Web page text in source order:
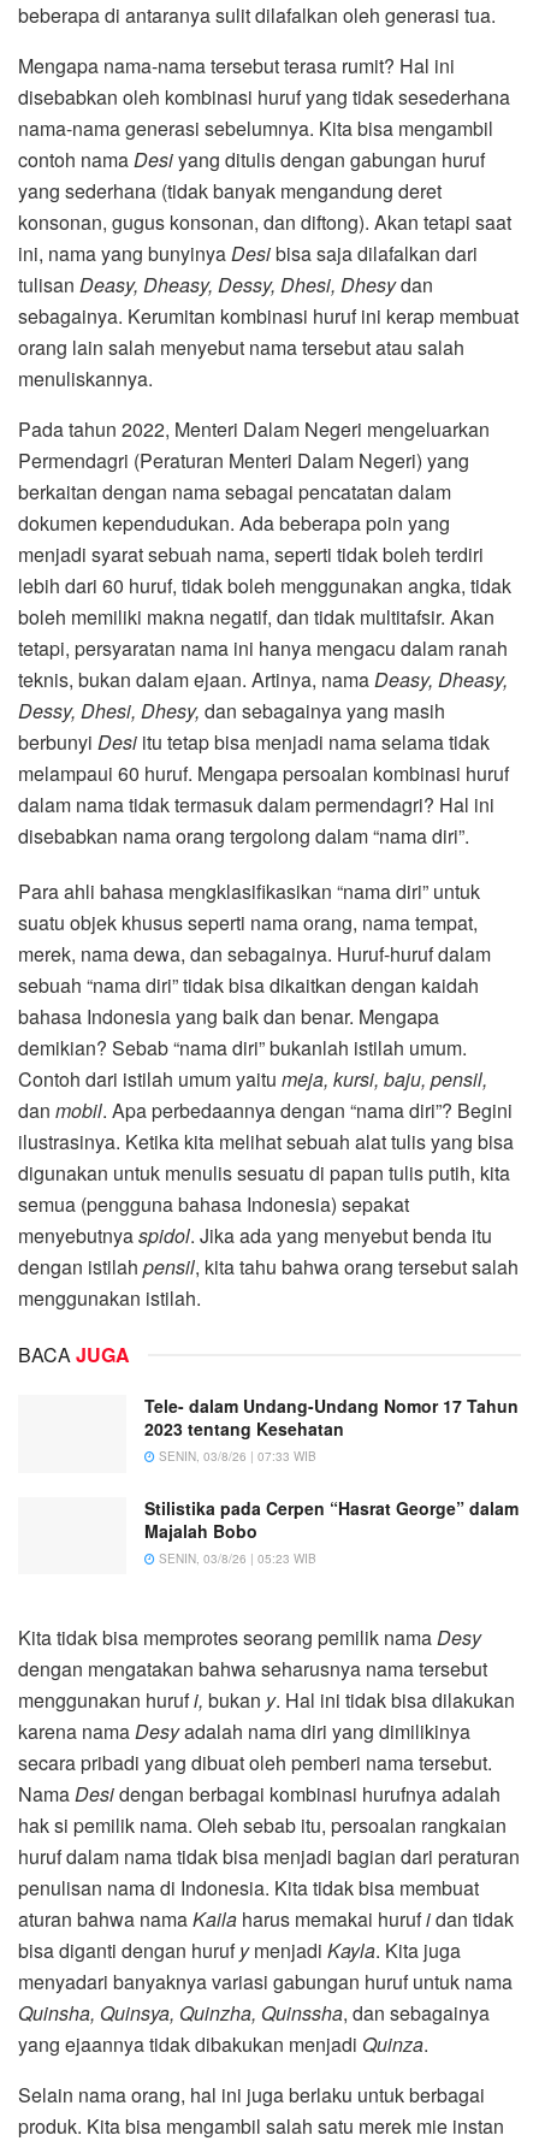
beberapa di antaranya sulit dilafalkan oleh generasi tua.
Mengapa nama-nama tersebut terasa rumit? Hal ini
disebabkan oleh kombinasi huruf yang tidak sesederhana
nama-nama generasi sebelumnya. Kita bisa mengambil
contoh namaDesiyang ditulis dengan gabungan huruf
yang sederhana (tidak banyak mengandung deret
konsonan, gugus konsonan, dan diftong). Akan tetapi saat
ini, nama yang bunyinyaDesibisa saja dilafalkan dari
tulisan Deasy, Dheasy, Dessy, Dhesi, Dhesydan
sebagainya. Kerumitan kombinasi huruf ini kerap membuat
orang lain salah menyebut nama tersebut atau salah
menuliskannya.
Pada tahun 2022, Menteri Dalam Negeri mengeluarkan
Permendagri (Peraturan Menteri Dalam Negeri) yang
berkaitan dengan nama sebagai pencatatan dalam
dokumen kependudukan. Ada beberapa poin yang
menjadi syarat sebuah nama, seperti tidak boleh terdiri
lebih dari 60 huruf, tidak boleh menggunakan angka, tidak
boleh memiliki makna negatif, dan tidak multitafsir. Akan
tetapi, persyaratan nama ini hanya mengacu dalam ranah
teknis, bukan dalam ejaan. Artinya, namaDeasy, Dheasy,
Dessy, Dhesi, Dhesy, dan sebagainya yang masih
berbunyi Desi itu tetap bisa menjadi nama selama tidak
melampaui 60 huruf. Mengapa persoalan kombinasi huruf
dalam nama tidak termasuk dalam permendagri? Hal ini
disebabkan nama orang tergolong dalam “nama diri”.
Para ahli bahasa mengklasifikasikan “nama diri” untuk
suatu objek khusus seperti nama orang, nama tempat,
merek, nama dewa, dan sebagainya. Huruf-huruf dalam
sebuah “nama diri” tidak bisa dikaitkan dengan kaidah
bahasa Indonesia yang baik dan benar. Mengapa
demikian? Sebab “nama diri” bukanlah istilah umum.
Contoh dari istilah umum yaitu meja, kursi, baju, pensil,
dan mobil. Apa perbedaannya dengan “nama diri”? Begini
ilustrasinya. Ketika kita melihat sebuah alat tulis yang bisa
digunakan untuk menulis sesuatu di papan tulis putih, kita
semua (pengguna bahasa Indonesia) sepakat
menyebutnyaspidol. Jika ada yang menyebut benda itu
dengan istilah pensil, kita tahu bahwa orang tersebut salah
menggunakan istilah.
BACAJUGA
Tele- dalam Undang-Undang Nomor 17 Tahun
2023 tentang Kesehatan
SENIN, 03/8/26 | 07:33 WIB
Stilistika pada Cerpen “Hasrat George” dalam
Majalah Bobo
SENIN, 03/8/26 | 05:23 WIB
Kita tidak bisa memprotes seorang pemilik namaDesy
dengan mengatakan bahwa seharusnya nama tersebut
menggunakan hurufi, bukan y. Hal ini tidak bisa dilakukan
karena namaDesyadalah nama diri yang dimilikinya
secara pribadi yang dibuat oleh pemberi nama tersebut.
NamaDesidengan berbagai kombinasi hurufnya adalah
hak si pemilik nama. Oleh sebab itu, persoalan rangkaian
huruf dalam nama tidak bisa menjadi bagian dari peraturan
penulisan nama di Indonesia. Kita tidak bisa membuat
aturan bahwa namaKaila harus memakai hurufidan tidak
bisa diganti dengan hurufymenjadi Kayla. Kita juga
menyadari banyaknya variasi gabungan huruf untuk nama
Quinsha, Quinsya, Quinzha, Quinssha, dan sebagainya
yang ejaannya tidak dibakukan menjadi Quinza.
Selain nama orang, hal ini juga berlaku untuk berbagai
produk. Kita bisa mengambil salah satu merek mie instan